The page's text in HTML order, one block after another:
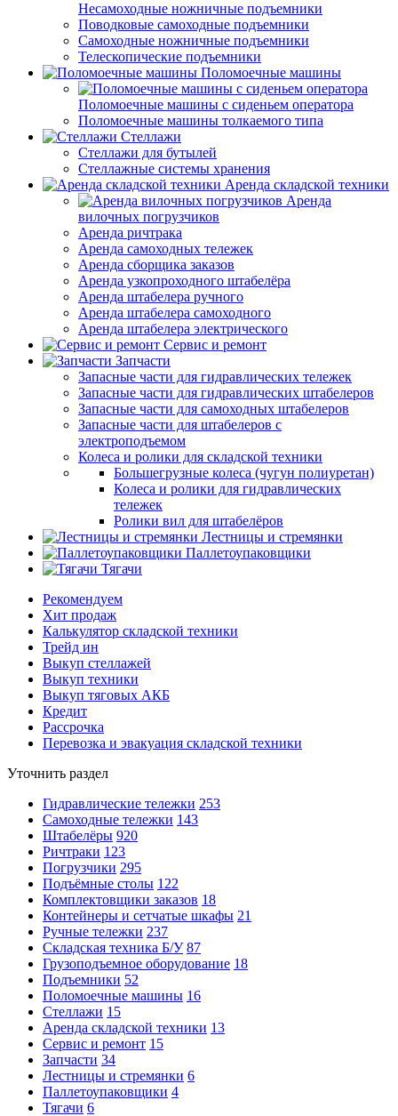
Несамоходные ножничные подъемники
Поводковые самоходные подъемники
Самоходные ножничные подъемники
Телескопические подъемники
Поломоечные машины
Поломоечные машины с сиденьем оператора
Поломоечные машины толкаемого типа
Стеллажи
Стеллажи для бутылей
Стеллажные системы хранения
Аренда складской техники
Аренда
вилочных погрузчиков
Аренда ричтрака
Аренда самоходных тележек
Аренда сборщика заказов
Аренда узкопроходного штабелёра
Аренда штабелера ручного
Аренда штабелера самоходного
Аренда штабелера электрического
Сервис и ремонт
Запчасти
Запасные части для гидравлических тележек
Запасные части для гидравлических штабелеров
Запасные части для самоходных штабелеров
Запасные части для штабелеров с
электроподъемом
Колеса и ролики для складской техники
Большегрузные колеса (чугун полиуретан)
Колеса и ролики для гидравлических
тележек
Ролики вил для штабелёров
Лестницы и стремянки
Паллетоупаковщики
Тягачи
Рекомендуем
Хит продаж
Калькулятор складской техники
Трейд ин
Выкуп стеллажей
Выкуп техники
Выкуп тяговых АКБ
Кредит
Рассрочка
Перевозка и эвакуация складской техники
Уточнить раздел
Гидравлические тележки 253
Самоходные тележки 143
Штабелёры 920
Ричтраки 123
Погрузчики 295
Подъёмные столы 122
Комплектовщики заказов 18
Контейнеры и сетчатые шкафы 21
Ручные тележки 237
Складская техника Б/У 87
Грузоподъемное оборудование 18
Подъемники 52
Поломоечные машины 16
Стеллажи 15
Аренда складской техники 13
Сервис и ремонт 15
Запчасти 34
Лестницы и стремянки 6
Паллетоупаковщики 4
Тягачи 6